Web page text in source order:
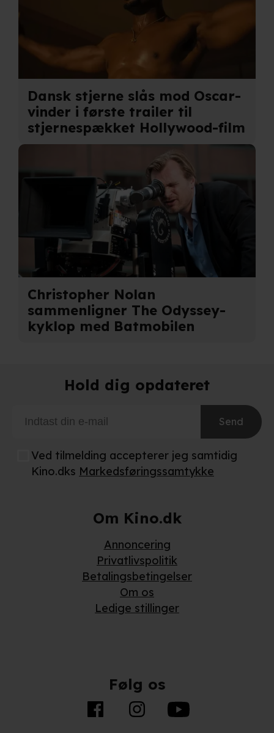
Dansk stjerne slås mod Oscar-
vinder i første trailer til
stjernespækket Hollywood-film
Christopher Nolan
sammenligner The Odyssey-
kyklop med Batmobilen
Hold dig opdateret
Send
Ved tilmelding accepterer jeg samtidig
Kino.dks Markedsføringssamtykke
Om Kino.dk
Annoncering
Privatlivspolitik
Betalingsbetingelser
Om os
Ledige stillinger
Følg os